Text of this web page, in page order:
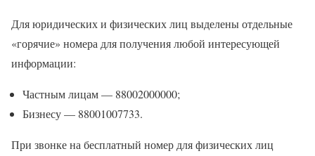
Для юридических и физических лиц выделены отдельные
«горячие» номера для получения любой интересующей
информации:
Частным лицам — 88002000000;
Бизнесу — 88001007733.
При звонке на бесплатный номер для физических лиц